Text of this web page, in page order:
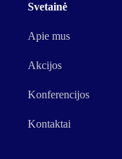
Svetainė
Apie mus
Akcijos
Konferencijos
Kontaktai